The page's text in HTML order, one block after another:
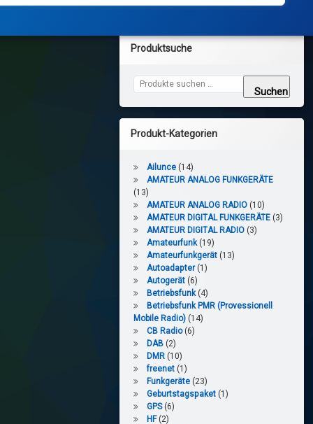
Produktsuche
Suchen nach:
Suchen
Produkt-Kategorien
Ailunce (14)
AMATEUR ANALOG FUNKGERÄTE
(13)
AMATEUR ANALOG RADIO (10)
AMATEUR DIGITAL FUNKGERÄTE (3)
AMATEUR DIGITAL RADIO (3)
Amateurfunk (19)
Amateurfunkgerät (13)
Autoadapter (1)
Autogerät (6)
Betriebsfunk (4)
Betriebsfunk PMR (Provessionell
Mobile Radio) (14)
CB Radio (6)
DAB (2)
DMR (10)
freenet (1)
Funkgeräte (23)
Geburtstagspaket (1)
GPS (6)
HF (2)